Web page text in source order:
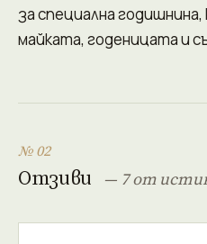
за специална
майката, годеницата и
№ 02
Отзиви — 7 от